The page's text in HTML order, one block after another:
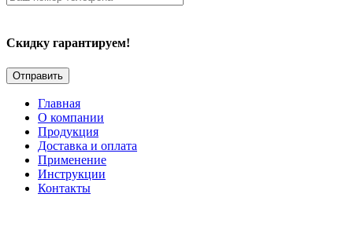
Скидку гарантируем!
Главная
О компании
Продукция
Доставка и оплата
Применение
Инструкции
Контакты